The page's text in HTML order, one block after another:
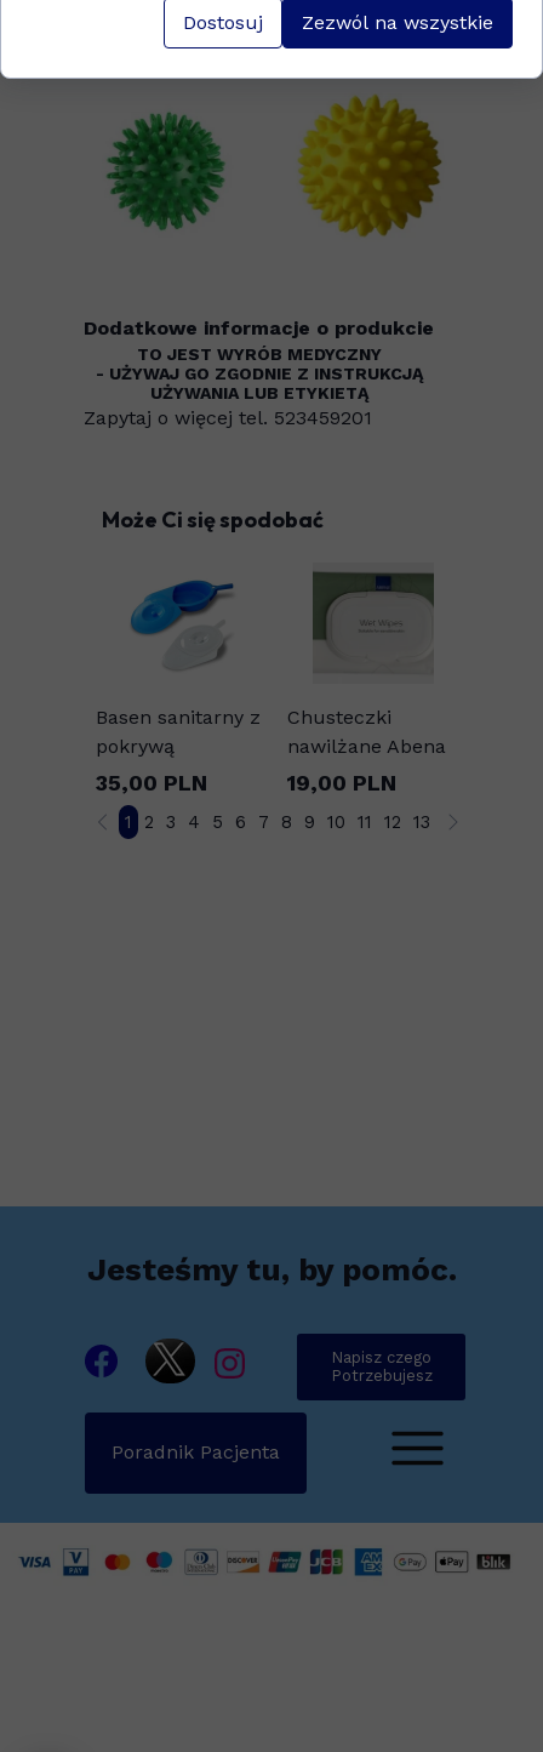
Dodatkowe informacje o produkcie
TO JEST WYRÓB MEDYCZNY
- UŻYWAJ GO ZGODNIE Z INSTRUKCJĄ
UŻYWANIA LUB ETYKIETĄ
Zapytaj o więcej tel. 523459201
Może Ci się spodobać
Basen sanitarny z
pokrywą
35,00 PLN
Chusteczki
nawilżane Abena
19,00 PLN
1 2 3 4 5 6 7 8 9 10 11 12 13
Poradnik Pacjenta
Jesteśmy tu, by pomóc.
Napisz czego
Potrzebujesz
Dostosuj Zezwól na wszystkie